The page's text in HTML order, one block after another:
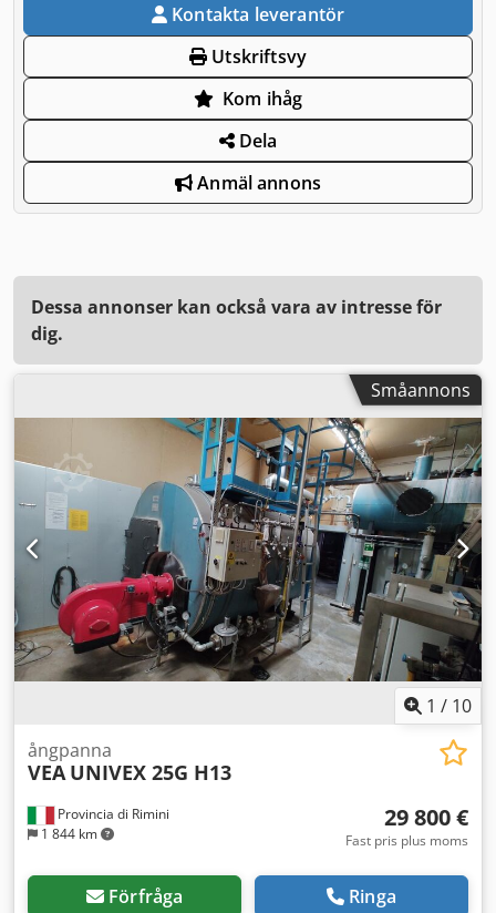
Kontakta leverantör
Utskriftsvy
Kom ihåg
Dela
Anmäl annons
Dessa annonser kan också vara av intresse för
dig.
Småannons
1 / 10
Provincia di Rimini
1 844 km
ångpanna
VEA UNIVEX 25G H13
29 800 €
Fast pris plus moms
Förfråga Ringa